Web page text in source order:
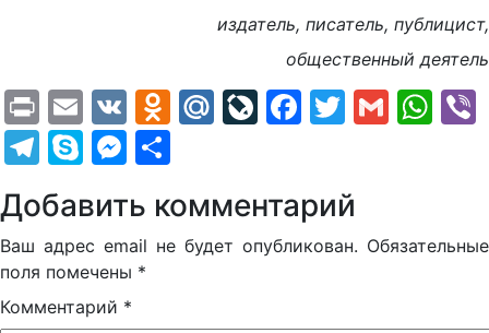
издатель, писатель, публицист,
общественный деятель
PrintEmail
VK Odnoklassniki
Mail.Ru
LiveJournal
Facebook
Twitter
Gmail
Telegram
SkypeMessenger
Добавить комментарий
Ваш адрес email не будет опубликован. Обязательные
поля помечены *
Комментарий *